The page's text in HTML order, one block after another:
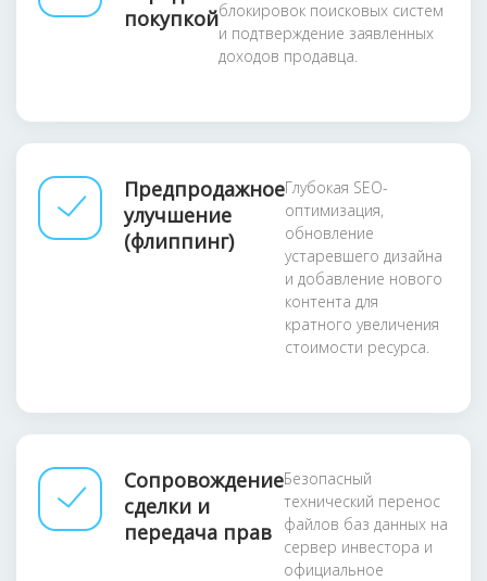
покупкойблокировок поисковых систем
и подтверждение заявленных
доходов продавца.
Предпродажное
улучшение
(флиппинг)
Глубокая SEO-
оптимизация,
обновление
устаревшего дизайна
и добавление нового
контента для
кратного увеличения
стоимости ресурса.
Сопровождение
сделки и
передача прав
Безопасный
технический перенос
файлов баз данных на
сервер инвестора и
официальное